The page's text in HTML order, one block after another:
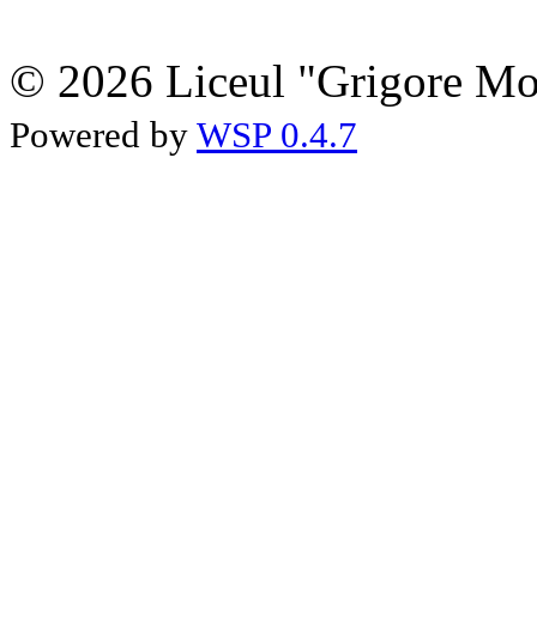
© 2026 Liceul "Grigore
Powered by WSP 0.4.7